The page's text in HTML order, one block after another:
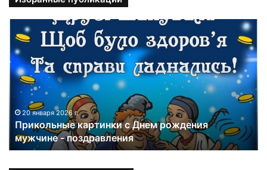
и
к
о
к
20 января 2026 г.
Прикольные картинки с Днем рождения
мужчине - поздравления